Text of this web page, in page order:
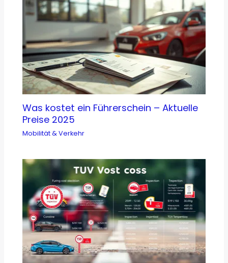
Was kostet ein Führerschein – Aktuelle
Preise 2025
Mobilität & Verkehr